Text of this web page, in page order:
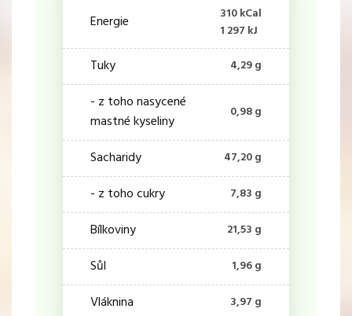
Energie
310 kCal
1 297 kJ
Tuky 4,29 g
- z toho nasycené
mastné kyseliny
0,98 g
Sacharidy 47,20 g
- z toho cukry 7,83 g
Bílkoviny 21,53 g
Sůl 1,96 g
Vláknina 3,97 g